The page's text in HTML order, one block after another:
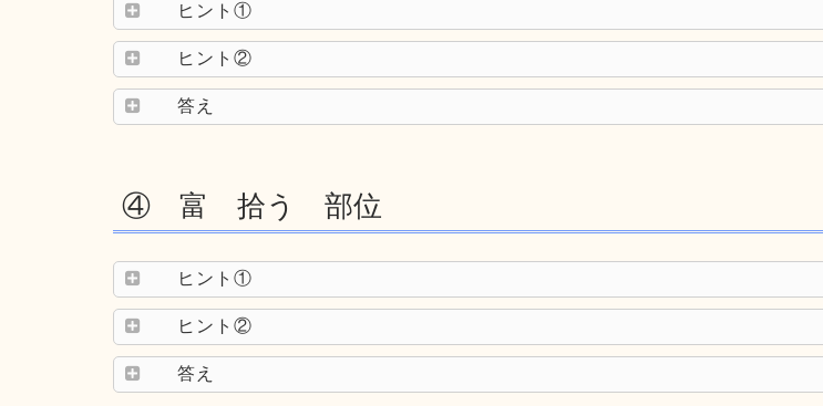
ヒント①
ヒント②
答え
④ 富 拾う 部位
ヒント①
ヒント②
答え